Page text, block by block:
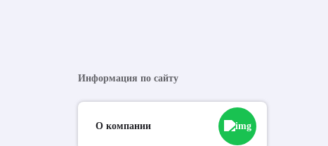
Информация по сайту
О компании